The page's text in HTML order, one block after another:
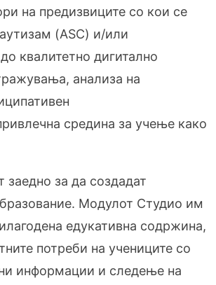
на предизвиците со кои се
(ASC) и/или
квалитетно дигитално
анализа на
средина за учење како
за да создадат
Модулот Студио им
едукативна содржина,
потреби на учениците со
информации и следење на